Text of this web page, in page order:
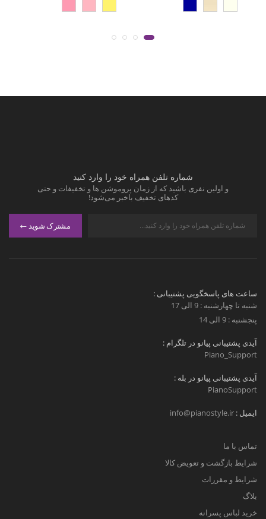
شماره تلفن همراه خود را وارد کنید
و اولین نفری باشید که از زمان پروموشن ها و تخفیفات و حتی
کدهای تخفیف باخبر می‌شود!
مشترک شوید
ساعت های پاسخگویی پشتیبانی :
شنبه تا چهارشنبه : 9 الی 17
پنجشنبه : 9 الی 14
آیدی پشتیبانی پیانو در تلگرام :
Piano_Support
آیدی پشتیبانی پیانو در بله :
PianoSupport
ایمیل : info@pianostyle.ir
تماس با ما
شرایط بازگشت و تعویض کالا
شرایط و مقررات
بلاگ
خرید لباس پسرانه